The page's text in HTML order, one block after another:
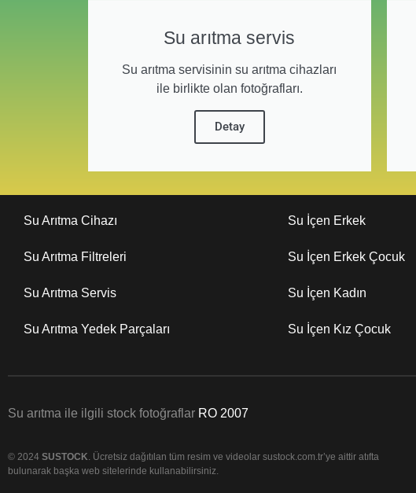
Su arıtma servis
Su arıtma servisinin su arıtma cihazları
ile birlikte olan fotoğrafları.
Detay
Su Arıtma Cihazı
Su Arıtma Filtreleri
Su Arıtma Servis
Su Arıtma Yedek Parçaları
Su İçen Erkek
Su İçen Erkek Çocuk
Su İçen Kadın
Su İçen Kız Çocuk
Su arıtma ile ilgili stock fotoğraflar RO 2007
© 2024 SUSTOCK. Ücretsiz dağıtılan tüm resim ve videolar sustock.com.tr’ye aittir atıfta
bulunarak başka web sitelerinde kullanabilirsiniz.